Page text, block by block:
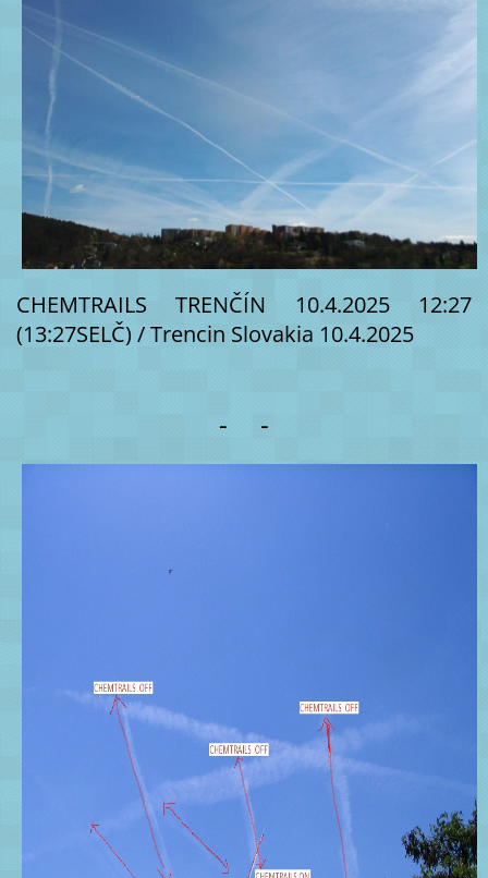
CHEMTRAILS TRENČÍN 10.4.2025 12:27
(13:27SELČ) / Trencin Slovakia 10.4.2025
- -